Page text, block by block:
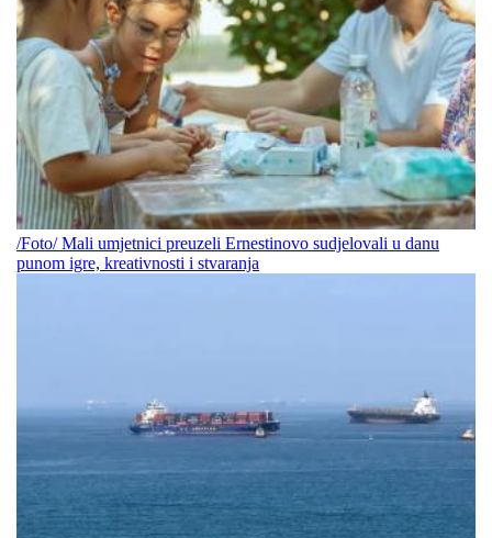
/Foto/ Mali umjetnici preuzeli Ernestinovo sudjelovali u danu
punom igre, kreativnosti i stvaranja